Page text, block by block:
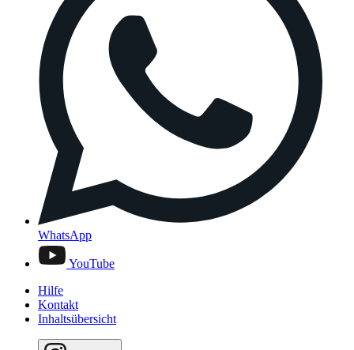
WhatsApp
YouTube
Hilfe
Kontakt
Inhaltsübersicht